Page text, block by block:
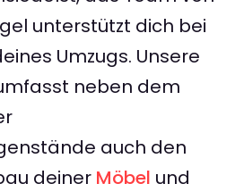
unterstützt dich bei
Umzugs. Unsere
neben dem
auch den
deiner Möbel und